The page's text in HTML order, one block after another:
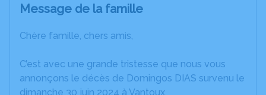
Message de la famille
Chère famille, chers amis,
C’est avec une grande tristesse que nous vous
annonçons le décès de Domingos DIAS survenu le
dimanche 30 juin 2024 à Vantoux.